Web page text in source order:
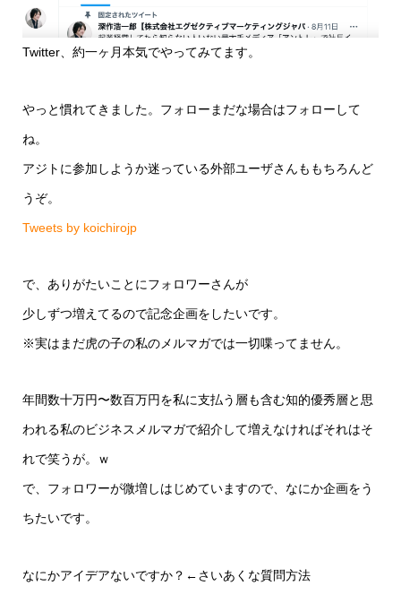
Twitter、約一ヶ月本気でやってみてます。
やっと慣れてきました。フォローまだな場合はフォローして
ね。
アジトに参加しようか迷っている外部ユーザさんももちろんど
うぞ。
Tweets by koichirojp
で、ありがたいことにフォロワーさんが
少しずつ増えてるので記念企画をしたいです。
※実はまだ虎の子の私のメルマガでは一切喋ってません。
年間数十万円〜数百万円を私に支払う層も含む知的優秀層と思
われる私のビジネスメルマガで紹介して増えなければそれはそ
れで笑うが。ｗ
で、フォロワーが微増しはじめていますので、なにか企画をう
ちたいです。
なにかアイデアないですか？←さいあくな質問方法